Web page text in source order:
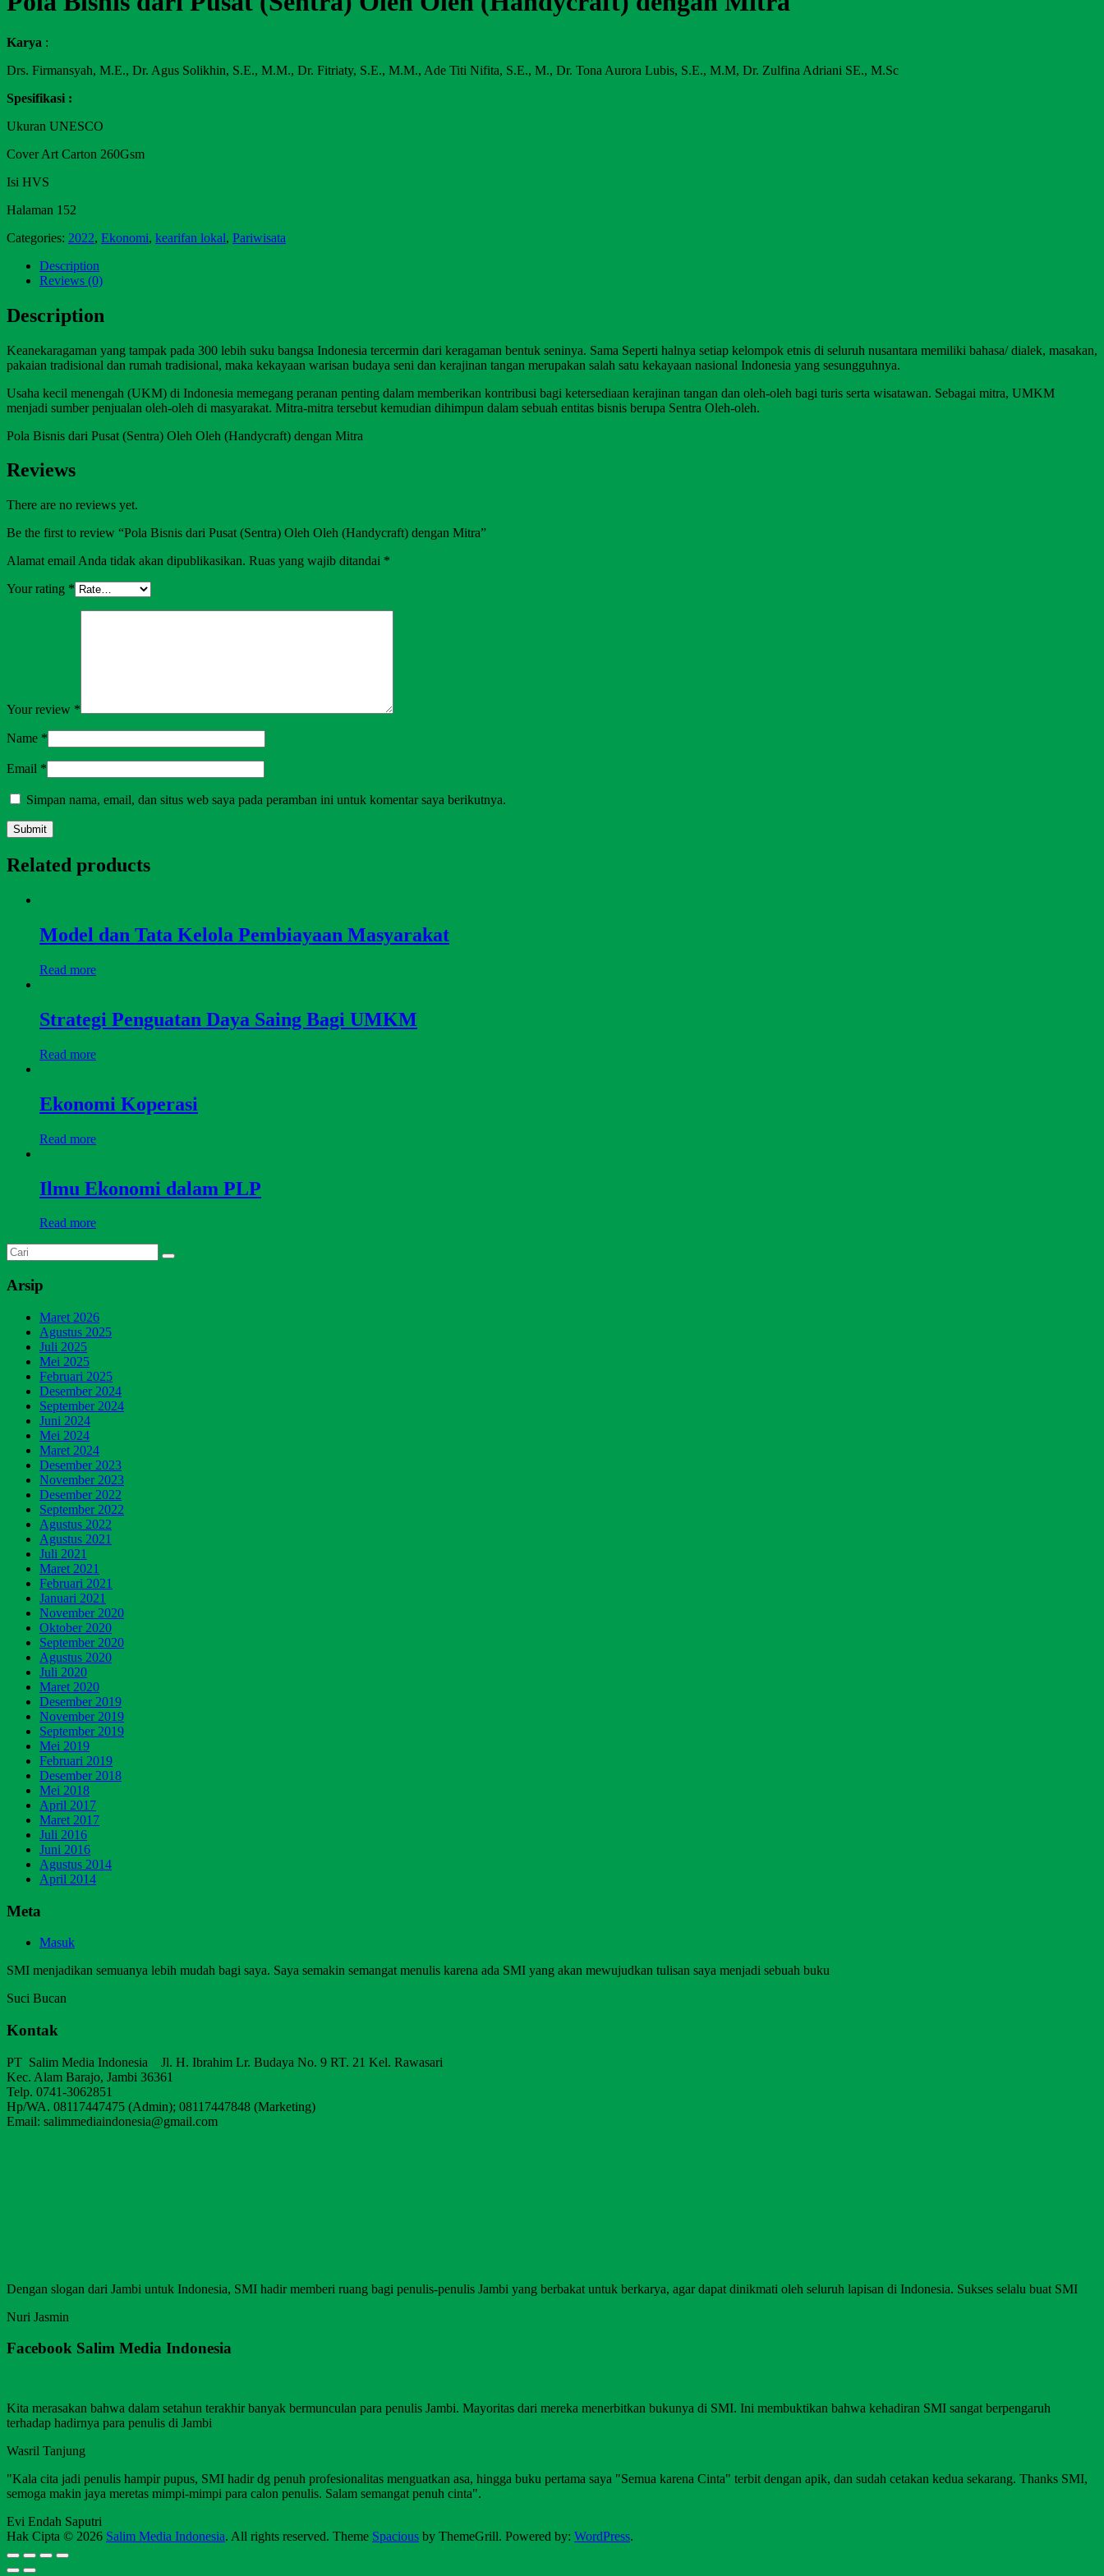
Karya :
Drs. Firmansyah, M.E., Dr. Agus Solikhin, S.E., M.M., Dr. Fitriaty, S.E., M.M., Ade Titi Nifita, S.E., M., Dr. Tona Aurora Lubis, S.E., M.M, Dr. Zulfina Adriani SE., M.Sc
Spesifikasi :
Ukuran UNESCO
Cover Art Carton 260Gsm
Isi HVS
Halaman 152
Categories: 2022, Ekonomi, kearifan lokal, Pariwisata
Description
Reviews (0)
Description
Keanekaragaman yang tampak pada 300 lebih suku bangsa Indonesia tercermin dari keragaman bentuk seninya. Sama Seperti halnya setiap kelompok etnis di seluruh nusantara memiliki bahasa/ dialek, masakan,
pakaian tradisional dan rumah tradisional, maka kekayaan warisan budaya seni dan kerajinan tangan merupakan salah satu kekayaan nasional Indonesia yang sesungguhnya.
Usaha kecil menengah (UKM) di Indonesia memegang peranan penting dalam memberikan kontribusi bagi ketersediaan kerajinan tangan dan oleh-oleh bagi turis serta wisatawan. Sebagai mitra, UMKM
menjadi sumber penjualan oleh-oleh di masyarakat. Mitra-mitra tersebut kemudian dihimpun dalam sebuah entitas bisnis berupa Sentra Oleh-oleh.
Pola Bisnis dari Pusat (Sentra) Oleh Oleh (Handycraft) dengan Mitra
Reviews
There are no reviews yet.
Be the first to review “Pola Bisnis dari Pusat (Sentra) Oleh Oleh (Handycraft) dengan Mitra”
Alamat email Anda tidak akan dipublikasikan. Ruas yang wajib ditandai *
Your rating *
Your review *
Name *
Email *
Simpan nama, email, dan situs web saya pada peramban ini untuk komentar saya berikutnya.
Related products
Model dan Tata Kelola Pembiayaan Masyarakat
Read more
Strategi Penguatan Daya Saing Bagi UMKM
Read more
Ekonomi Koperasi
Read more
Ilmu Ekonomi dalam PLP
Read more
Arsip
Maret 2026
Agustus 2025
Juli 2025
Mei 2025
Februari 2025
Desember 2024
September 2024
Juni 2024
Mei 2024
Maret 2024
Desember 2023
November 2023
Desember 2022
September 2022
Agustus 2022
Agustus 2021
Juli 2021
Maret 2021
Februari 2021
Januari 2021
November 2020
Oktober 2020
September 2020
Agustus 2020
Juli 2020
Maret 2020
Desember 2019
November 2019
September 2019
Mei 2019
Februari 2019
Desember 2018
Mei 2018
April 2017
Maret 2017
Juli 2016
Juni 2016
Agustus 2014
April 2014
Meta
Masuk
SMI menjadikan semuanya lebih mudah bagi saya. Saya semakin semangat menulis karena ada SMI yang akan mewujudkan tulisan saya menjadi sebuah buku
Suci Bucan
Kontak
PT Salim Media Indonesia Jl. H. Ibrahim Lr. Budaya No. 9 RT. 21 Kel. Rawasari
Kec. Alam Barajo, Jambi 36361
Telp. 0741-3062851
Hp/WA. 08117447475 (Admin); 08117447848 (Marketing)
Email: salimmediaindonesia@gmail.com
Dengan slogan dari Jambi untuk Indonesia, SMI hadir memberi ruang bagi penulis-penulis Jambi yang berbakat untuk berkarya, agar dapat dinikmati oleh seluruh lapisan di Indonesia. Sukses selalu buat SMI
Nuri Jasmin
Facebook Salim Media Indonesia
Kita merasakan bahwa dalam setahun terakhir banyak bermunculan para penulis Jambi. Mayoritas dari mereka menerbitkan bukunya di SMI. Ini membuktikan bahwa kehadiran SMI sangat berpengaruh
terhadap hadirnya para penulis di Jambi
Wasril Tanjung
"Kala cita jadi penulis hampir pupus, SMI hadir dg penuh profesionalitas menguatkan asa, hingga buku pertama saya "Semua karena Cinta" terbit dengan apik, dan sudah cetakan kedua sekarang. Thanks SMI,
semoga makin jaya meretas mimpi-mimpi para calon penulis. Salam semangat penuh cinta".
Evi Endah Saputri
Hak Cipta © 2026 Salim Media Indonesia. All rights reserved. Theme Spacious by ThemeGrill. Powered by: WordPress.